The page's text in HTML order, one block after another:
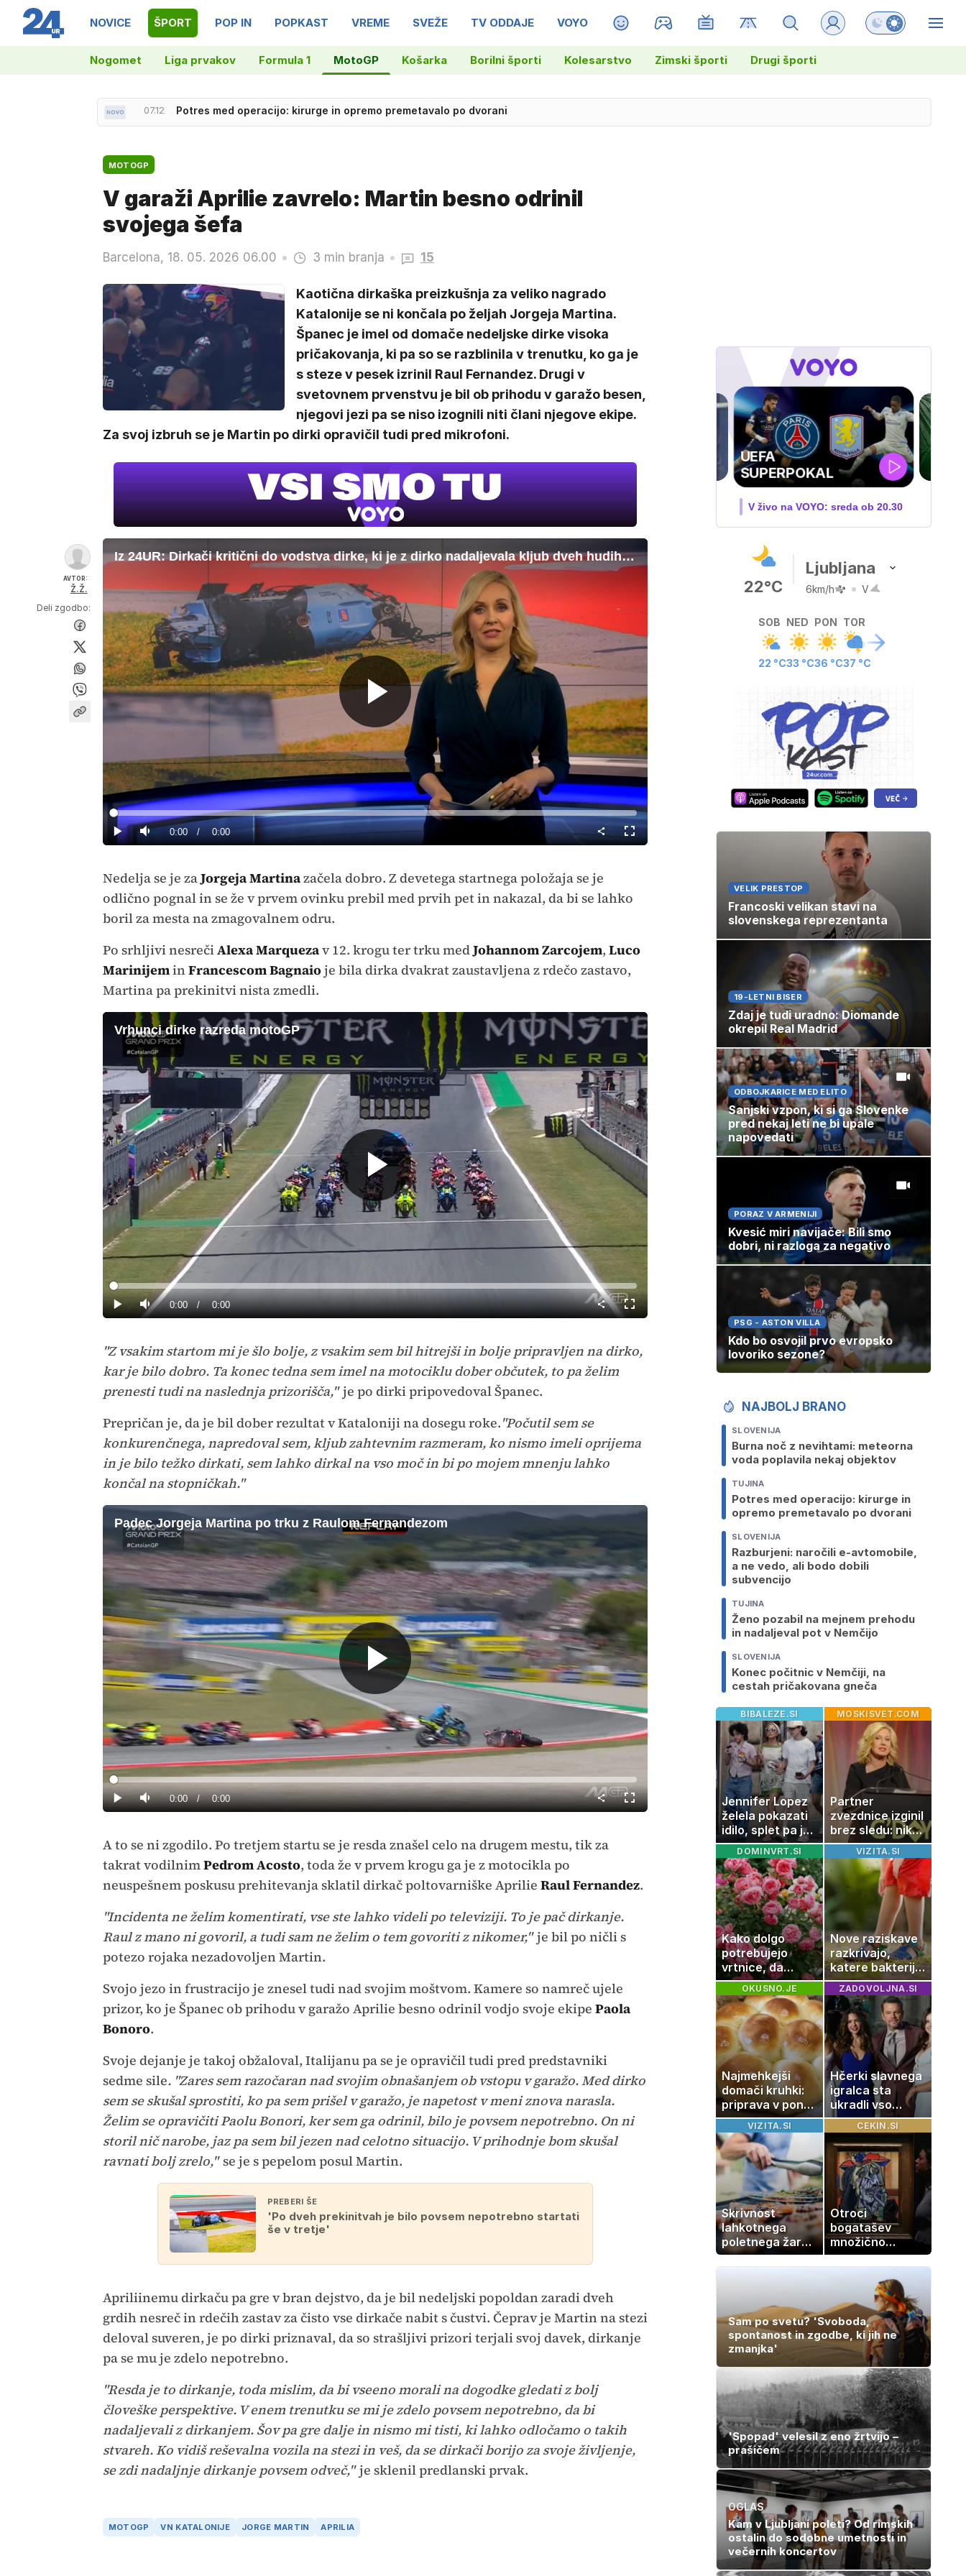
NOVICE ŠPORT POP IN POPKAST VREME SVEŽE TV ODDAJE VOYO MAGAZIN Preklopi barvni
Nogomet Liga prvakov Formula 1 MotoGP Košarka Borilni športi Kolesarstvo Zimski športi Drugi športi
07.39 Po poletnem premoru znova zares: kvalifikacije in sprint v Silverstonu
MOTOGP
V garaži Aprilie zavrelo: Martin besno odrinil
svojega šefa
Barcelona, 18. 05. 2026 06.00 3 min branja 15
Kaotična dirkaška preizkušnja za veliko nagrado
Katalonije se ni končala po željah Jorgeja Martina.
Španec je imel od domače nedeljske dirke visoka
pričakovanja, ki pa so se razblinila v trenutku, ko ga je
s steze v pesek izrinil Raul Fernandez. Drugi v
svetovnem prvenstvu je bil ob prihodu v garažo besen,
njegovi jezi pa se niso izognili niti člani njegove ekipe.
Za svoj izbruh se je Martin po dirki opravičil tudi pred mikrofoni.
AVTOR:
Ž.Ž.
Deli zgodbo:
Iz 24UR: Dirkači kritični do vodstva dirke, ki je z dirko nadaljevala kljub dveh hudih nesrečah
Predvajaj
Predvajaj
Tiho Current
0:00 / Duration
0:00
Loaded:
0%
Celozaslonski
način
Nedelja se je zaJorgeja Martinazačela dobro. Z devetega startnega položaja se je
odlično pognal in se že v prvem ovinku prebil med prvih pet in nakazal, da bi se lahko
boril za mesta na zmagovalnem odru.
Po srhljivi nesrečiAlexa Marquezav 12. kroguter trku medJohannom Zarcojem, Luco
MarinijeminFrancescom Bagnaioje bila dirka dvakrat zaustavljena z rdečo zastavo,
Martina pa prekinitvi nista zmedli.
Vrhunci dirke razreda motoGP
Predvajaj
Predvajaj
Tiho Current
0:00 / Duration
0:00
Loaded:
0%
Celozaslonski
način
"Z vsakim startom mi je šlo bolje, z vsakim sem bil hitrejši in bolje pripravljen na dirko,
kar je bilo dobro. Ta konec tedna sem imel na motociklu dober občutek, to pa želim
prenesti tudi na naslednja prizorišča,"je po dirki pripovedoval Španec.
Prepričan je, da je bil dober rezultat v Kataloniji na dosegu roke."Počutil sem se
konkurenčnega, napredoval sem, kljub zahtevnim razmeram, ko nismo imeli oprijema
in je bilo težko dirkati, sem lahko dirkal na vso moč in bi po mojem mnenju lahko
končal na stopničkah."
Padec Jorgeja Martina po trku z Raulom Fernandezom
Predvajaj
Predvajaj
Tiho Current
0:00 / Duration
0:00
Loaded:
0%
Celozaslonski
način
A to se ni zgodilo. Po tretjem startu se je resda znašel celo na drugem mestu, tik za
takrat vodilnimPedrom Acosto, toda že v prvem krogu ga je z motocikla po
neuspešnem poskusu prehitevanja sklatil dirkač poltovarniške Aprilie Raul Fernandez.
"Incidenta ne želim komentirati, vse ste lahko videli po televiziji. To je pač dirkanje.
Raul z mano ni govoril, a tudi sam ne želim o tem govoriti z nikomer,"je bil po ničli s
potezo rojaka nezadovoljen Martin.
Svojo jezo in frustracijo je znesel tudi nad svojim moštvom. Kamere so namreč ujele
prizor, ko je Španec ob prihodu v garažo Aprilie besno odrinil vodjo svoje ekipe Paola
Bonoro.
Svoje dejanje je takoj obžaloval, Italijanu pa se je opravičil tudi pred predstavniki
sedme sile. "Zares sem razočaran nad svojim obnašanjem ob vstopu v garažo. Med dirko
sem se skušal sprostiti, ko pa sem prišel v garažo, je napetost v meni znova narasla.
Želim se opravičiti Paolu Bonori, ker sem ga odrinil, bilo je povsem nepotrebno. On ni
storil nič narobe, jaz pa sem bil jezen nad celotno situacijo. V prihodnje bom skušal
ravnati bolj zrelo,"se je s pepelom posul Martin.
PREBERI ŠE
'Po dveh prekinitvah je bilo povsem nepotrebno startati
še v tretje'
Apriliinemu dirkaču pa gre v bran dejstvo, da je bil nedeljski popoldan zaradi dveh
grdih nesreč in rdečih zastav za čisto vse dirkače nabit s čustvi. Čeprav je Martin na stezi
deloval suveren, je po dirki priznaval, da so strašljivi prizori terjali svoj davek, dirkanje
pa se mu je zdelo nepotrebno.
"Resda je to dirkanje, toda mislim, da bi vseeno morali na dogodke gledati z bolj
človeške perspektive. V enem trenutku se mi je zdelo povsem nepotrebno, da bi
nadaljevali z dirkanjem. Šov pa gre dalje in nismo mi tisti, ki lahko odločamo o takih
stvareh. Ko vidiš reševalna vozila na stezi in veš, da se dirkači borijo za svoje življenje,
se zdi nadaljnje dirkanje povsem odveč,"je sklenil predlanski prvak.
MOTOGP VN KATALONIJE JORGE MARTIN APRILIA
ZUFFA BOXING 10
V živo na VOYO: sobota ob
22°C
Ljubljana
6km/h V
SOB
22 °C
NED
33 °C
PON
36 °C
TOR
37 °C
VELIK PRESTOP
Francoski velikan stavi na
slovenskega reprezentanta
19-LETNI BISER
Zdaj je tudi uradno: Diomande
okrepil Real Madrid
ODBOJKARICE MED ELITO
Sanjski vzpon, ki si ga Slovenke
pred nekaj leti ne bi upale
napovedati
PORAZ V ARMENIJI
Kvesić miri navijače: Bili smo
dobri, ni razloga za negativo
PSG - ASTON VILLA
Kdo bo osvojil prvo evropsko
lovoriko sezone?
NAJBOLJ BRANO
SLOVENIJA
Burna noč z nevihtami: meteorna
voda poplavila nekaj objektov
TUJINA
Potres med operacijo: kirurge in
opremo premetavalo po dvorani
SLOVENIJA
Razburjeni: naročili e-avtomobile,
a ne vedo, ali bodo dobili
subvencijo
TUJINA
Ženo pozabil na mejnem prehodu
in nadaljeval pot v Nemčijo
SLOVENIJA
Konec počitnic v Nemčiji, na
cestah pričakovana gneča
BIBALEZE.SI
Jennifer Lopez
želela pokazati
idilo, splet pa je
razburila ena
stvar
MOSKISVET.COM
Partner
zvezdnice izginil
brez sledu: nikoli
ga niso našli,
nato je prišla še
ena tragedija
DOMINVRT.SI
Kako dolgo
potrebujejo
vrtnice, da
zrastejo? Vse o
rasti, cvetenju
in negi vrtnic
VIZITA.SI
Nove raziskave
razkrivajo,
katere bakterije
na koži privlačijo
komarje
OKUSNO.JE
Najmehkejši
domači kruhki:
priprava v ponvi
je trik za popoln
rezultat
ZADOVOLJNA.SI
Hčerki slavnega
igralca sta
ukradli vso
pozornost
VIZITA.SI
Skrivnost
lahkotnega
poletnega žara,
po katerem ne
boste
spanca
CEKIN.SI
Otroci
bogatašev
množično
prodajajo
družinske
zbirke: raje
imajo denar kot
umetnine
Sam po svetu? 'Svoboda,
spontanost in zgodbe, ki jih ne
zmanjka'
'Spopad' velesil z eno žrtvijo –
prašičem
OGLAS
Kam v Ljubljani poleti? Od rimskih
ostalin do sodobne umetnosti in
večernih koncertov